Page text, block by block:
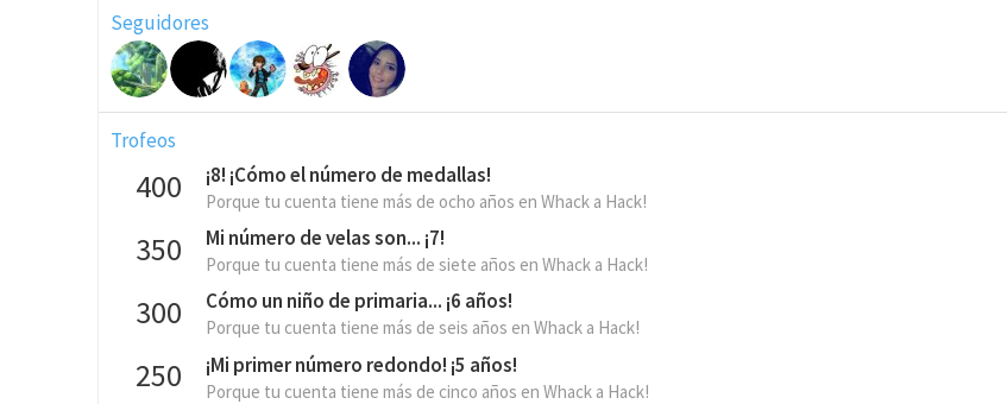
Seguidores
Trofeos
400 ¡8! ¡Cómo el número de medallas!
Porque tu cuenta tiene más de ocho años en Whack a Hack!
350 Mi número de velas son... ¡7!
Porque tu cuenta tiene más de siete años en Whack a Hack!
300 Cómo un niño de primaria... ¡6 años!
Porque tu cuenta tiene más de seis años en Whack a Hack!
250 ¡Mi primer número redondo! ¡5 años!
Porque tu cuenta tiene más de cinco años en Whack a Hack!